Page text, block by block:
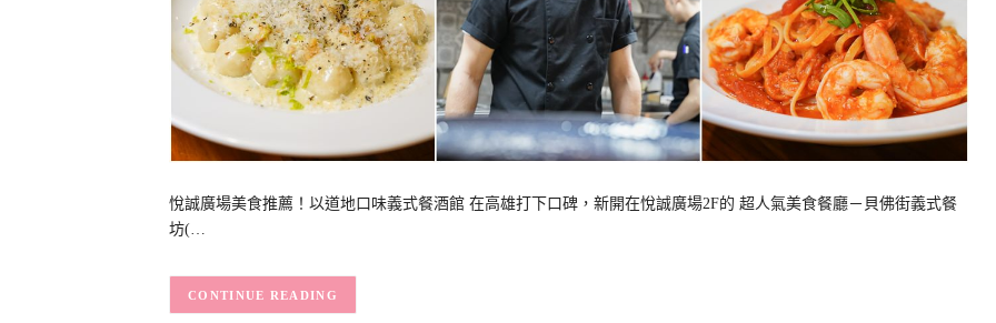
悅誠廣場美食推薦！以道地口味義式餐酒館 在高雄打下口碑，新開在悅誠廣場2F的 超人氣美食餐廳－貝佛街義式餐
坊(…
CONTINUE READING